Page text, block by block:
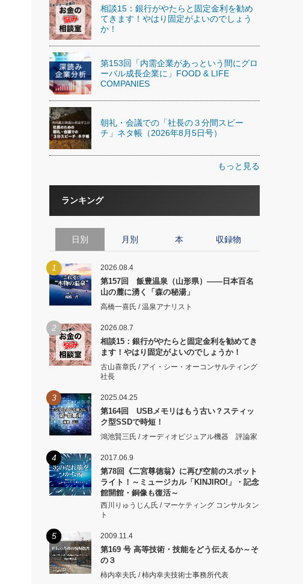
相談15：銀行がやたらと固定金利を勧め
てきます！やはり固定がよいのでしょう
か！
第153回「内需企業があっという間にグロ
ーバル成長企業に」FOOD & LIFE
COMPANIES
朝礼・会議での「社長の３分間スピー
チ」ネタ帳（2026年8月5日号）
もっと見る
ランキング
日別 月別 本 収録物
1 2026.08.4
第157回 飯豊温泉（山形県）――日本百名
山の麓に湧く「森の秘湯」
高橋一喜氏 / 温泉アナリスト
2 2026.08.7
相談15：銀行がやたらと固定金利を勧めてき
ます！やはり固定がよいのでしょうか！
古山喜章氏 / アイ・シー・オーコンサルティング
社長
3 2025.04.25
第164回 USBメモリはもう古い？スティッ
ク型SSDで時短！
鴻池賢三氏 / オーディオビジュアル機器 評論家
4 2017.06.9
第78回《二宮尊徳翁》に再び空前のスポット
ライト！～ミュージカル「KINJIRO!」・記念
館開館・銅像も復活～
西川りゅうじん氏 / マーケティング コンサルタン
ト
5 2009.11.4
第169 号 高等技術・技能をどう伝えるか～そ
の３
柿内幸夫氏 / 柿内幸夫技術士事務所代表